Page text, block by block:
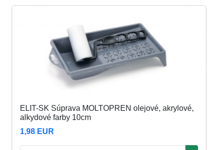
ELIT-SK Súprava MOLTOPREN olejové, akrylové,
alkydové farby 10cm
1,98 EUR